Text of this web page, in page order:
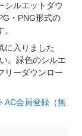
シルエットダウ
・PNG形式の
に入りました
。緑色のシルエ
リーダウンロー
AC会員登録（無